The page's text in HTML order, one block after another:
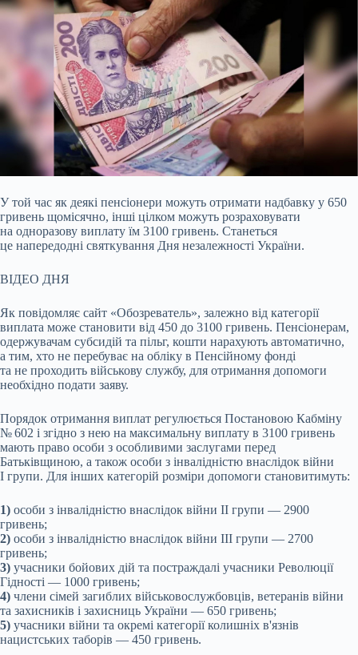
У той час як деякі пенсіонери можуть отримати надбавку у 650
гривень щомісячно, інші цілком можуть розраховувати
на одноразову виплату їм 3100 гривень. Станеться
це напередодні святкування Дня незалежності України.
ВІДЕО ДНЯ
Як повідомляє сайт «Обозреватель», залежно від категорії
виплата може становити від 450 до 3100 гривень. Пенсіонерам,
одержувачам субсидій та пільг, кошти нарахують автоматично,
а тим, хто не перебуває на обліку в Пенсійному фонді
та не проходить військову службу, для отримання допомоги
необхідно подати заяву.
Порядок отримання виплат регулюється Постановою Кабміну
№ 602 і згідно з нею на максимальну виплату в 3100 гривень
мають право особи з особливими заслугами перед
Батьківщиною, а також особи з інвалідністю внаслідок війни
I групи. Для інших категорій розміри допомоги становитимуть:
1) особи з інвалідністю внаслідок війни II групи — 2900
гривень;
2) особи з інвалідністю внаслідок війни III групи — 2700
гривень;
3) учасники бойових дій та постраждалі учасники Революції
Гідності — 1000 гривень;
4) члени сімей загиблих військовослужбовців, ветеранів війни
та захисників і захисниць України — 650 гривень;
5) учасники війни та окремі категорії колишніх в'язнів
нацистських таборів — 450 гривень.